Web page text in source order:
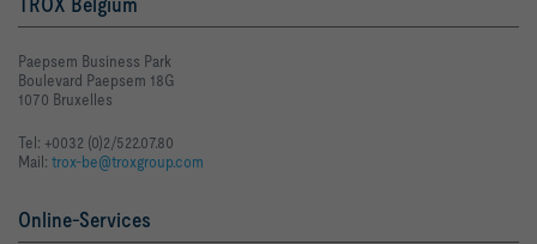
Paepsem Business Park
Boulevard Paepsem 18G
1070 Bruxelles
Tel: +0032 (0)2/522.07.80
Mail: trox-be@troxgroup.com
Online-Services